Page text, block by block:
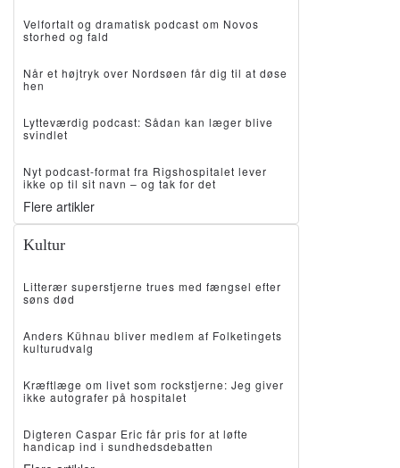
Velfortalt og dramatisk podcast om Novos
storhed og fald
Når et højtryk over Nordsøen får dig til at døse
hen
Lytteværdig podcast: Sådan kan læger blive
svindlet
Nyt podcast-format fra Rigshospitalet lever
ikke op til sit navn – og tak for det
Flere artikler
Kultur
Litterær superstjerne trues med fængsel efter
søns død
Anders Kühnau bliver medlem af Folketingets
kulturudvalg
Kræftlæge om livet som rockstjerne: Jeg giver
ikke autografer på hospitalet
Digteren Caspar Eric får pris for at løfte
handicap ind i sundhedsdebatten